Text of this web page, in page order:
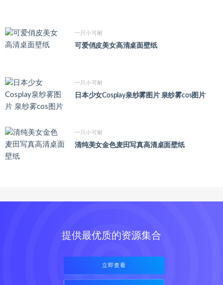
一只小可耐
可爱俏皮美女高清桌面壁纸
一只小可耐
日本少女Cosplay泉纱雾图片 泉纱雾cos图片
一只小可耐
清纯美女金色麦田写真高清桌面壁纸
提供最优质的资源集合
立即查看